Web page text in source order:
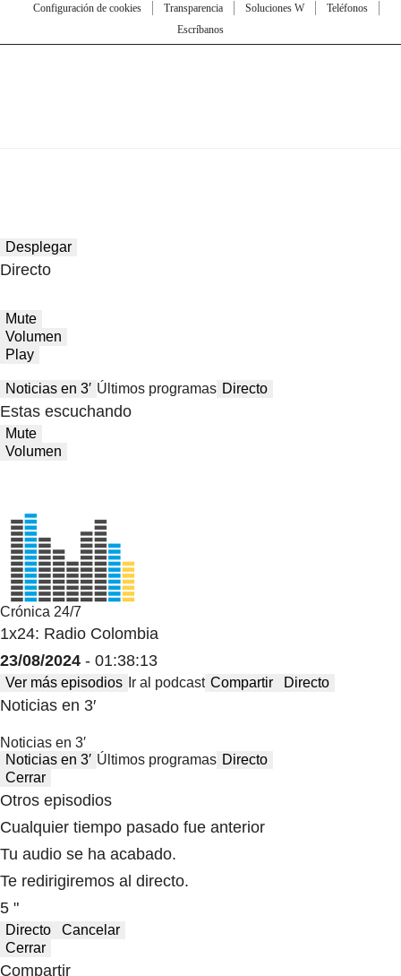
Configuración de cookies
Transparencia Soluciones W
Teléfonos
Escríbanos
Desplegar
Directo
Mute
Volumen
Play
Noticias en 3′ Últimos programas Directo
Estas escuchando
Mute
Volumen
Crónica 24/7
1x24: Radio Colombia
23/08/2024 - 01:38:13
Ver más episodios Ir al podcast Compartir Directo
Noticias en 3′
Noticias en 3′
Noticias en 3′ Últimos programas Directo
Cerrar
Otros episodios
Cualquier tiempo pasado fue anterior
Tu audio se ha acabado.
Te redirigiremos al directo.
5 "
Directo
Cancelar
Cerrar
Compartir